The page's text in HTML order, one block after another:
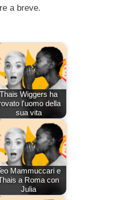
a breve.
Thais Wiggers ha
l'uomo della
sua vita
Mammuccari e
a Roma con
Julia